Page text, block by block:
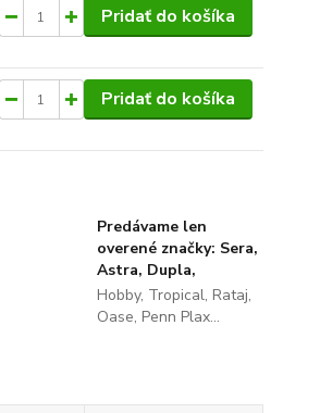
Pridať do košíka
Pridať do košíka
Predávame len
overené značky: Sera,
Astra, Dupla,
Hobby, Tropical, Rataj,
Oase, Penn Plax...